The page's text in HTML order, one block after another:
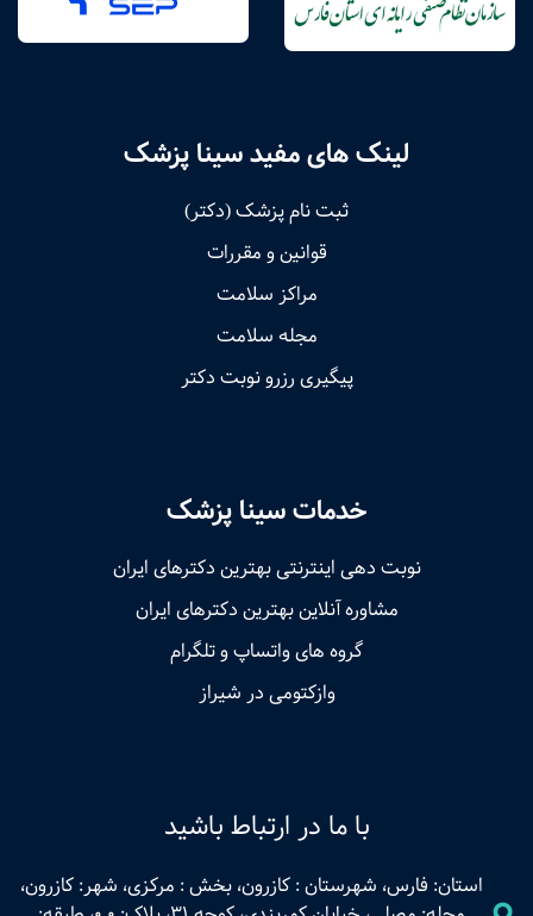
لینک های مفید سینا پزشک
ثبت نام پزشک (دکتر)
قوانین و مقررات
مراکز سلامت
مجله سلامت
پیگیری رزرو نوبت دکتر
خدمات سینا پزشک
نوبت‌ دهی اینترنتی بهترین دکترهای ایران
مشاوره آنلاین بهترین دکترهای ایران
گروه های واتساپ و تلگرام
وازکتومی در شیراز
با ما در ارتباط باشید
استان: فارس، شهرستان : کازرون، بخش : مرکزی، شهر: کازرون،